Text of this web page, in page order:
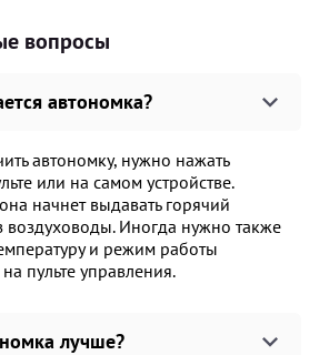
вопросы
автономка?
автономку, нужно нажать
или на самом устройстве.
начнет выдавать горячий
воздуховоды. Иногда нужно также
и режим работы
пульте управления.
лучше?